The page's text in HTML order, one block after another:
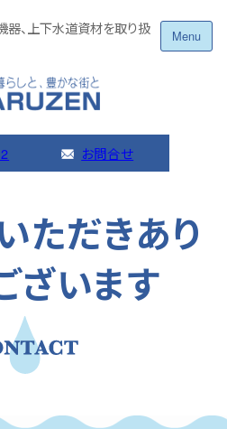
器、上下水道資材を取り扱
Menu
お問合せ
ただきあり
ざいます